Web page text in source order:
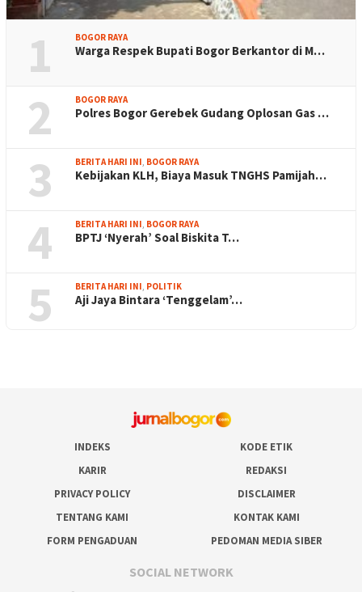
1 BOGOR RAYA
Warga Respek Bupati Bogor Berkantor di M…
2 BOGOR RAYA
Polres Bogor Gerebek Gudang Oplosan Gas …
3 BERITA HARI INI, BOGOR RAYA
Kebijakan KLH, Biaya Masuk TNGHS Pamijah…
4 BERITA HARI INI, BOGOR RAYA
BPTJ ‘Nyerah’ Soal Biskita T…
5 BERITA HARI INI, POLITIK
Aji Jaya Bintara ‘Tenggelam’…
INDEKS
KODE ETIK
KARIR
REDAKSI
PRIVACY POLICY
DISCLAIMER
TENTANG KAMI
KONTAK KAMI
FORM PENGADUAN
PEDOMAN MEDIA SIBER
SOCIAL NETWORK